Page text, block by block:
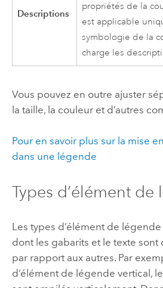
Descriptions
propriétés de la
est applicable
symbologie de la
charge les
Vous pouvez en outre ajuster
la taille, la couleur et d’autres
Pour en savoir plus sur la mise
dans une légende
Types d’élément de
Les types d’élément de
dont les gabarits et le texte sont
par rapport aux autres. Par
d’élément de légende vertical,